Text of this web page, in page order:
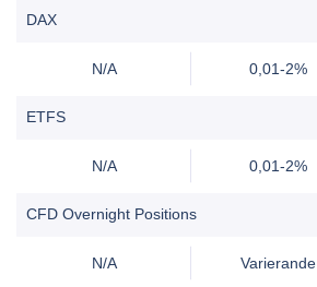
DAX
N/A 0,01-2%
ETFS
N/A 0,01-2%
CFD Overnight Positions
N/A Varierande